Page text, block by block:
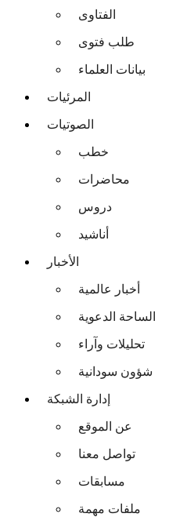
الفتاوى
طلب فتوى
بيانات العلماء
المرئيات
الصوتيات
خطب
محاضرات
دروس
أناشيد
الأخبار
أخبار عالمية
الساحة الدعوية
تحليلات وآراء
شؤون سودانية
إدارة الشبكة
عن الموقع
تواصل معنا
مسابقات
ملفات مهمة